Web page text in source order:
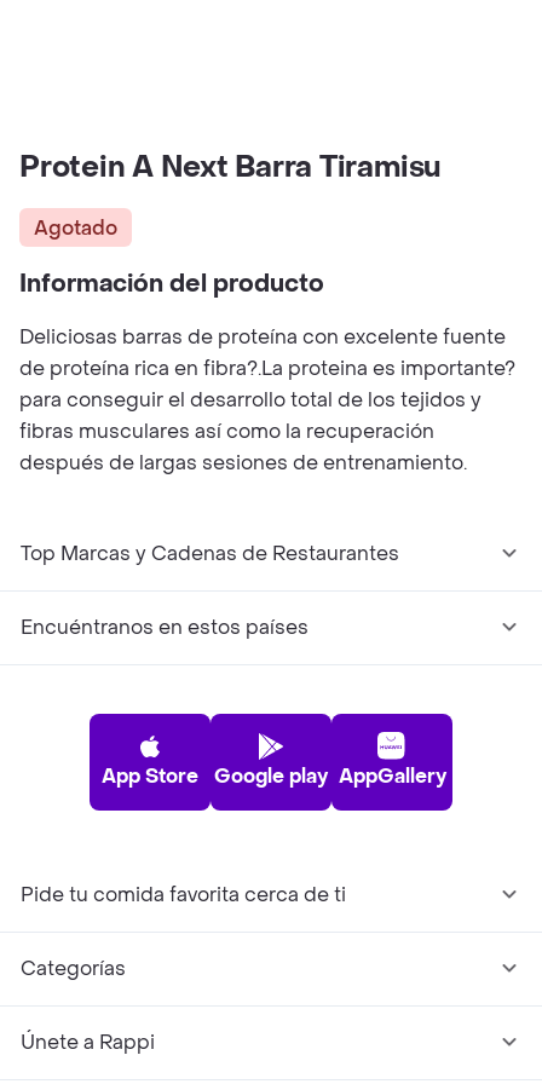
Protein A Next Barra Tiramisu
Agotado
Información del producto
Deliciosas barras de proteína con excelente fuente
de proteína rica en fibra?.La proteina es importante?
para conseguir el desarrollo total de los tejidos y
fibras musculares así como la recuperación
después de largas sesiones de entrenamiento.
Top Marcas y Cadenas de Restaurantes
Encuéntranos en estos países
App Store Google play AppGallery
Pide tu comida favorita cerca de ti
Categorías
Únete a Rappi